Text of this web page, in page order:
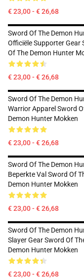
€ 23,00 - € 26,68
Sword Of The Demon
Officiële Supporter Gear
Of The Demon Hunter
€ 23,00 - € 26,68
Sword Of The Demon
Warrior Apparel Sword Of
Demon Hunter Mokken
€ 23,00 - € 26,68
Sword Of The Demon
Beperkte Val Sword Of
Demon Hunter Mokken
€ 23,00 - € 26,68
Sword Of The Demon
Slayer Gear Sword Of
Demon Hunter Mokken
€ 23,00 - € 26,68